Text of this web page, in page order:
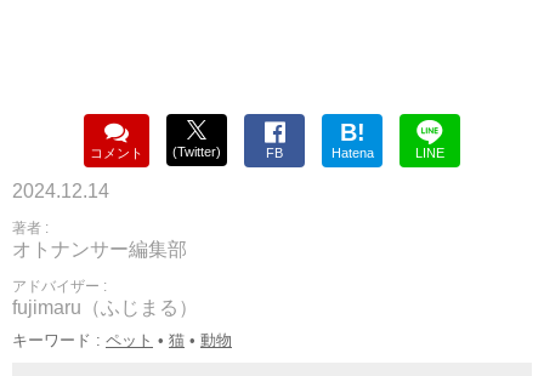
コメント (Twitter) FB
B!
Hatena LINE
2024.12.14
著者 :
オトナンサー編集部
アドバイザー :
fujimaru（ふじまる）
キーワード : ペット • 猫 • 動物